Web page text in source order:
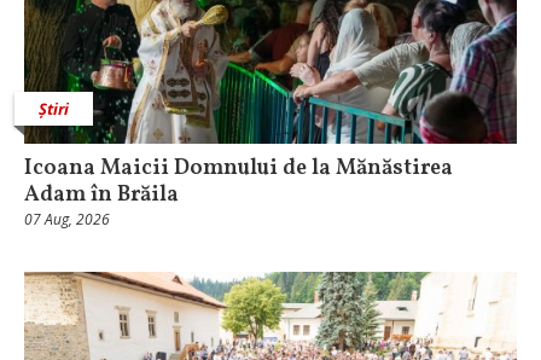
Știri
Icoana Maicii Domnului de la Mănăstirea
Adam în Brăila
07 Aug, 2026